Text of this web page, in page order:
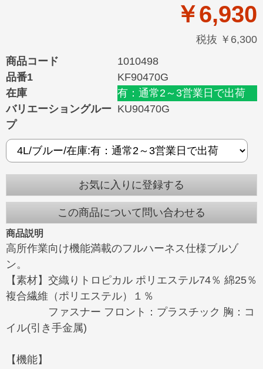
￥6,930
税抜 ￥6,300
商品コード
1010498
品番1
KF90470G
在庫
有：通常2～3営業日で出荷
バリエーショングルー
プ
KU90470G
お気に入りに登録する
この商品について問い合わせる
商品説明
高所作業向け機能満載のフルハーネス仕様ブルゾ
ン。
【素材】交織りトロピカル ポリエステル74％ 綿25％
複合繊維（ポリエステル）１％
ファスナー フロント：プラスチック 胸：コ
イル(引き手金属)
【機能】